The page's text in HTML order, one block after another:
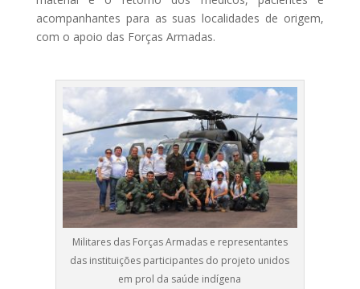
acompanhantes para as suas localidades de origem,
com o apoio das Forças Armadas.
Militares das Forças Armadas e representantes
das instituições participantes do projeto unidos
em prol da saúde indígena